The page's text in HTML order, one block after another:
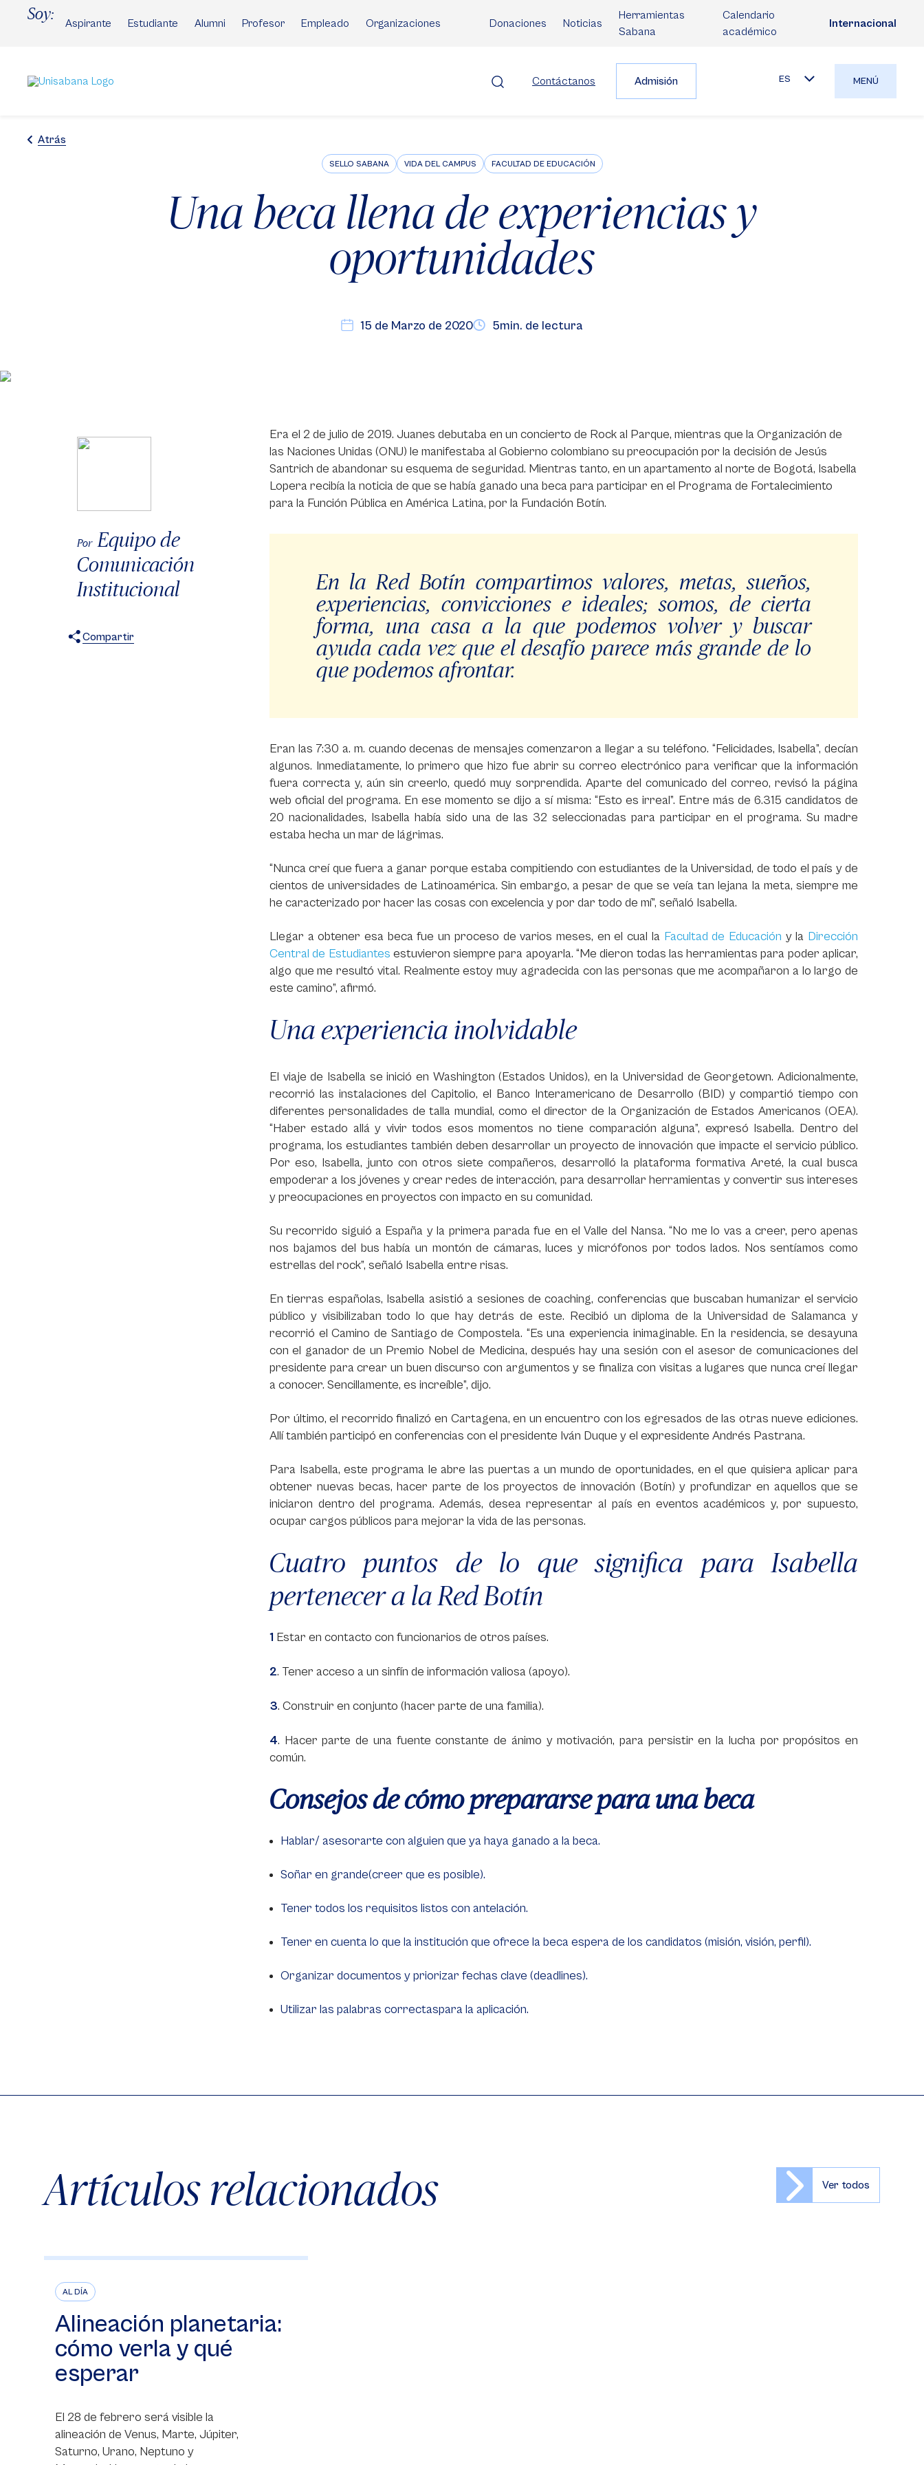
Soy:
Aspirante Estudiante Alumni Profesor Empleado Organizaciones Donaciones Noticias
Herramientas
Sabana
Calendario
académico
Internacional
Contáctanos Admisión ES MENÚ
Atrás
SELLO SABANA VIDA DEL CAMPUS FACULTAD DE EDUCACIÓN
Una beca llena de experiencias y
oportunidades
15 de Marzo de 2020 5min. de lectura
Por Equipo de
Comunicación
Institucional
Compartir
Era el 2 de julio de 2019. Juanes debutaba en un concierto de Rock al Parque, mientras que la Organización de
las Naciones Unidas (ONU) le manifestaba al Gobierno colombiano su preocupación por la decisión de Jesús
Santrich de abandonar su esquema de seguridad. Mientras tanto, en un apartamento al norte de Bogotá, Isabella
Lopera recibía la noticia de que se había ganado una beca para participar en el Programa de Fortalecimiento
para la Función Pública en América Latina, por la Fundación Botín.
En la Red Botín compartimos valores, metas, sueños,
experiencias, convicciones e ideales; somos, de cierta
forma, una casa a la que podemos volver y buscar
ayuda cada vez que el desafío parece más grande de lo
que podemos afrontar.
Eran las 7:30 a. m. cuando decenas de mensajes comenzaron a llegar a su teléfono. “Felicidades, Isabella”, decían
algunos. Inmediatamente, lo primero que hizo fue abrir su correo electrónico para verificar que la información
fuera correcta y, aún sin creerlo, quedó muy sorprendida. Aparte del comunicado del correo, revisó la página
web oficial del programa. En ese momento se dijo a sí misma: “Esto es irreal”. Entre más de 6.315 candidatos de
20 nacionalidades, Isabella había sido una de las 32 seleccionadas para participar en el programa. Su madre
estaba hecha un mar de lágrimas.
“Nunca creí que fuera a ganar porque estaba compitiendo con estudiantes de la Universidad, de todo el país y de
cientos de universidades de Latinoamérica. Sin embargo, a pesar de que se veía tan lejana la meta, siempre me
he caracterizado por hacer las cosas con excelencia y por dar todo de mí”, señaló Isabella.
Llegar a obtener esa beca fue un proceso de varios meses, en el cual la Facultad de Educación y la Dirección
Central de Estudiantes estuvieron siempre para apoyarla. “Me dieron todas las herramientas para poder aplicar,
algo que me resultó vital. Realmente estoy muy agradecida con las personas que me acompañaron a lo largo de
este camino”, afirmó.
Una experiencia inolvidable
El viaje de Isabella se inició en Washington (Estados Unidos), en la Universidad de Georgetown. Adicionalmente,
recorrió las instalaciones del Capitolio, el Banco Interamericano de Desarrollo (BID) y compartió tiempo con
diferentes personalidades de talla mundial, como el director de la Organización de Estados Americanos (OEA).
“Haber estado allá y vivir todos esos momentos no tiene comparación alguna”, expresó Isabella. Dentro del
programa, los estudiantes también deben desarrollar un proyecto de innovación que impacte el servicio público.
Por eso, Isabella, junto con otros siete compañeros, desarrolló la plataforma formativa Areté, la cual busca
empoderar a los jóvenes y crear redes de interacción, para desarrollar herramientas y convertir sus intereses
y preocupaciones en proyectos con impacto en su comunidad.
Su recorrido siguió a España y la primera parada fue en el Valle del Nansa. “No me lo vas a creer, pero apenas
nos bajamos del bus había un montón de cámaras, luces y micrófonos por todos lados. Nos sentíamos como
estrellas del rock”, señaló Isabella entre risas.
En tierras españolas, Isabella asistió a sesiones de coaching, conferencias que buscaban humanizar el servicio
público y visibilizaban todo lo que hay detrás de este. Recibió un diploma de la Universidad de Salamanca y
recorrió el Camino de Santiago de Compostela. “Es una experiencia inimaginable. En la residencia, se desayuna
con el ganador de un Premio Nobel de Medicina, después hay una sesión con el asesor de comunicaciones del
presidente para crear un buen discurso con argumentos y se finaliza con visitas a lugares que nunca creí llegar
a conocer. Sencillamente, es increíble”, dijo.
Por último, el recorrido finalizó en Cartagena, en un encuentro con los egresados de las otras nueve ediciones.
Allí también participó en conferencias con el presidente Iván Duque y el expresidente Andrés Pastrana.
Para Isabella, este programa le abre las puertas a un mundo de oportunidades, en el que quisiera aplicar para
obtener nuevas becas, hacer parte de los proyectos de innovación (Botín) y profundizar en aquellos que se
iniciaron dentro del programa. Además, desea representar al país en eventos académicos y, por supuesto,
ocupar cargos públicos para mejorar la vida de las personas.
Cuatro puntos de lo que significa para Isabella
pertenecer a la Red Botín
1 Estar en contacto con funcionarios de otros países.
2. Tener acceso a un sinfín de información valiosa (apoyo).
3. Construir en conjunto (hacer parte de una familia).
4. Hacer parte de una fuente constante de ánimo y motivación, para persistir en la lucha por propósitos en
común.
Consejos de cómo prepararse para una beca
Hablar/ asesorarte con alguien que ya haya ganado a la beca.
Soñar en grande(creer que es posible).
Tener todos los requisitos listos con antelación.
Tener en cuenta lo que la institución que ofrece la beca espera de los candidatos (misión, visión, perfil).
Organizar documentos y priorizar fechas clave (deadlines).
Utilizar las palabras correctaspara la aplicación.
Artículos relacionados Ver todos
AL DÍA
Alineación planetaria:
cómo verla y qué
esperar
El 28 de febrero será visible la
alineación de Venus, Marte, Júpiter,
Saturno, Urano, Neptuno y